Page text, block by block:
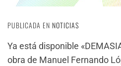
PUBLICADA EN NOTICIAS
Ya está disponible
obra de Manuel Fernando